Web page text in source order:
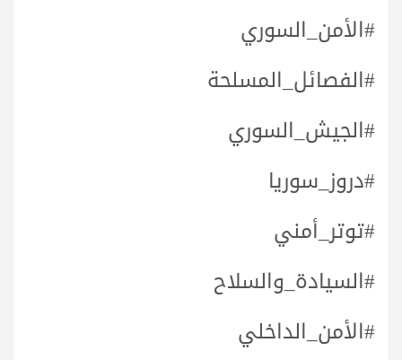
#الأمن_السوري
#الفصائل_المسلحة
#الجيش_السوري
#دروز_سوريا
#توتر_أمني
#السيادة_والسلاح
#الأمن_الداخلي